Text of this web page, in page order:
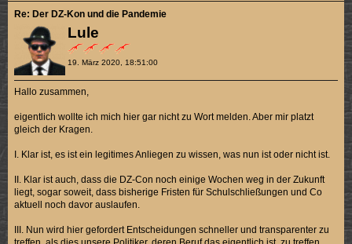
Lule
19. März 2020, 18:51:00
Re: Der DZ-Kon und die Pandemie
Hallo zusammen,
eigentlich wollte ich mich hier gar nicht zu Wort melden. Aber mir platzt
gleich der Kragen.
I. Klar ist, es ist ein legitimes Anliegen zu wissen, was nun ist oder nicht ist.
II. Klar ist auch, dass die DZ-Con noch einige Wochen weg in der Zukunft
liegt, sogar soweit, dass bisherige Fristen für Schulschließungen und Co
aktuell noch davor auslaufen.
III. Nun wird hier gefordert Entscheidungen schneller und transparenter zu